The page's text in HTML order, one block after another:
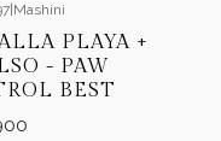
Mashini
PLAYA +
- PAW
BEST